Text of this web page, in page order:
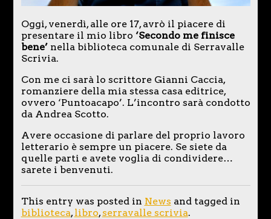
Oggi, venerdì, alle ore 17, avrò il piacere di
presentare il mio libro ‘Secondo me finisce
bene’nella biblioteca comunale di Serravalle
Scrivia.
Con me ci sarà lo scrittore Gianni Caccia,
romanziere della mia stessa casa editrice,
ovvero ‘Puntoacapo’. L’incontro sarà condotto
da Andrea Scotto.
Avere occasione di parlare del proprio lavoro
letterario è sempre un piacere. Se siete da
quelle parti e avete voglia di condividere…
sarete i benvenuti.
This entry was posted in News and tagged in
biblioteca,libro,serravalle scrivia.